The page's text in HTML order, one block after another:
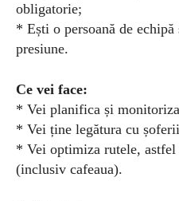
obligatorie;
* Ești o persoană de
presiune.
Ce vei face:
* Vei planifica și
* Vei ține legătura cu
* Vei optimiza rutele,
(inclusiv cafeaua).